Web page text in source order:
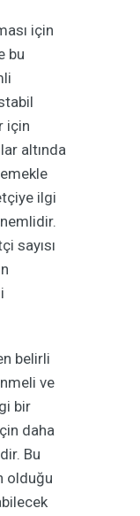
için
bu
için
altında
ilgi
sayısı
belirli
ve
bir
daha
Bu
olduğu